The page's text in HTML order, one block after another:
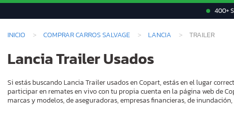
400+
INICIO COMPRAR CARROS SALVAGE LANCIA TRAILER
Lancia Trailer Usados
Si estás buscando Lancia Trailer usados en Copart, estás en el lugar
participar en remates en vivo con tu propia cuenta en la página web de
marcas y modelos, de aseguradoras, empresas financieras, de